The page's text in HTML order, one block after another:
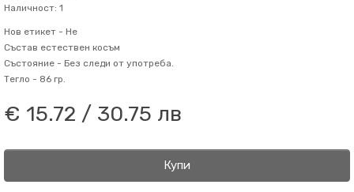
Наличност: 1
Нов етикет - Не
Състав естествен косъм
Състояние - Без следи от употреба.
Тегло - 86 гр.
€ 15.72 / 30.75 лв
Купи